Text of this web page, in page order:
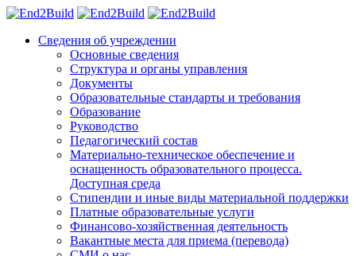
Сведения об учреждении
Основные сведения
Структура и органы управления
Документы
Образовательные стандарты и требования
Образование
Руководство
Педагогический состав
Материально-техническое обеспечение и
оснащенность образовательного процесса.
Доступная среда
Стипендии и иные виды материальной поддержки
Платные образовательные услуги
Финансово-хозяйственная деятельность
Вакантные места для приема (перевода)